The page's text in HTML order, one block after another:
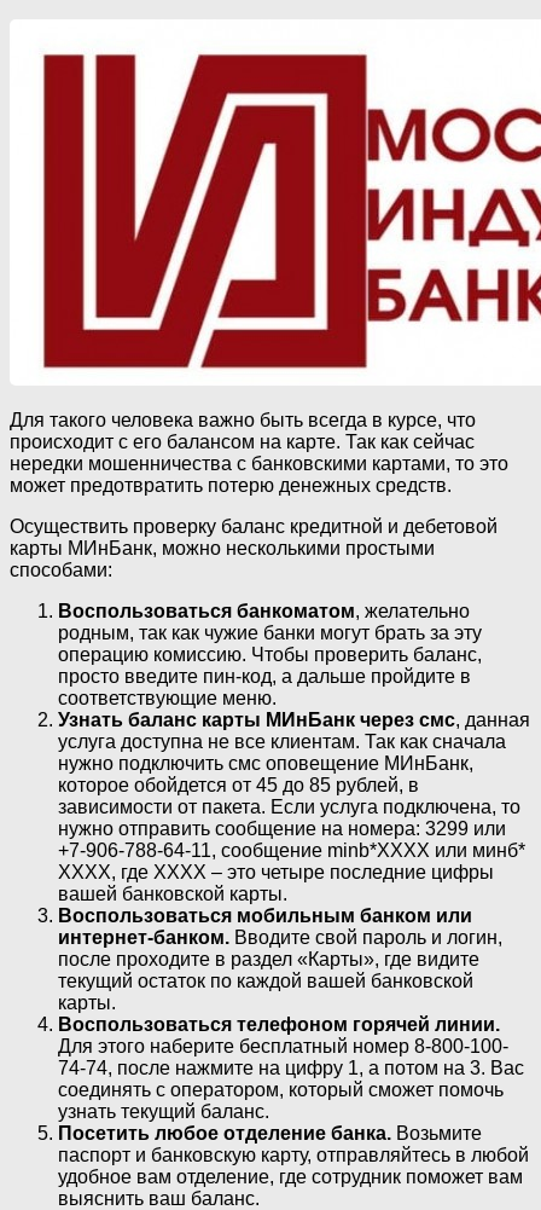
Для такого человека важно быть всегда в курсе, что
происходит с его балансом на карте. Так как сейчас
нередки мошенничества с банковскими картами, то это
может предотвратить потерю денежных средств.
Осуществить проверку баланс кредитной и дебетовой
карты МИнБанк, можно несколькими простыми
способами:
Воспользоваться банкоматом, желательно
родным, так как чужие банки могут брать за эту
операцию комиссию. Чтобы проверить баланс,
просто введите пин-код, а дальше пройдите в
соответствующие меню.
Узнать баланс карты МИнБанк через смс, данная
услуга доступна не все клиентам. Так как сначала
нужно подключить смс оповещение МИнБанк,
которое обойдется от 45 до 85 рублей, в
зависимости от пакета. Если услуга подключена, то
нужно отправить сообщение на номера: 3299 или
+7-906-788-64-11, сообщение minb*ХХХХ или минб*
ХХХХ, где ХХХХ – это четыре последние цифры
вашей банковской карты.
Воспользоваться мобильным банком или
интернет-банком. Вводите свой пароль и логин,
после проходите в раздел «Карты», где видите
текущий остаток по каждой вашей банковской
карты.
Воспользоваться телефоном горячей линии.
Для этого наберите бесплатный номер 8-800-100-
74-74, после нажмите на цифру 1, а потом на 3. Вас
соединять с оператором, который сможет помочь
узнать текущий баланс.
Посетить любое отделение банка. Возьмите
паспорт и банковскую карту, отправляйтесь в любой
удобное вам отделение, где сотрудник поможет вам
выяснить ваш баланс.